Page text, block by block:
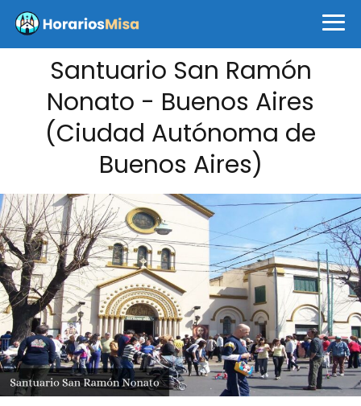
Santuario San Ramón
Nonato - Buenos Aires
(Ciudad Autónoma de
Buenos Aires)